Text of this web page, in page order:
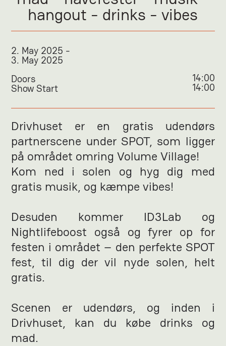
hangout - drinks - vibes
2. May 2025 -
3. May 2025
Doors
Show Start
14:00
14:00
Drivhuset er en gratis udendørs
partnerscene under SPOT, som ligger
på området omring Volume Village!
Kom ned i solen og hyg dig med
gratis musik, og kæmpe vibes!
Desuden kommer ID3Lab og
Nightlifeboost også og fyrer op for
festen i området – den perfekte SPOT
fest, til dig der vil nyde solen, helt
gratis.
Scenen er udendørs, og inden i
Drivhuset, kan du købe drinks og
mad.